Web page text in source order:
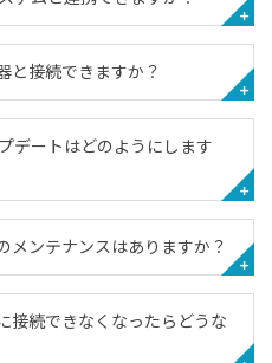
接続できますか？
デートはどのようにします
ンテナンスはありますか？
続できなくなったらどうな